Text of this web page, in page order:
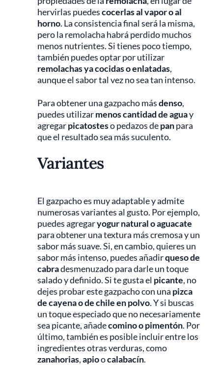
hervirlas puedescocerlas al vapor o al
horno. La consistencia final será la misma,
pero la remolacha habrá perdido muchos
menos nutrientes. Si tienes poco tiempo,
también puedes optar por utilizar
remolachas ya cocidas o enlatadas,
aunque el sabor tal vez no sea tan intenso.
Para obtener una gazpacho másdenso,
puedes utilizarmenos cantidad de aguay
agregarpicatosteso pedazos depanpara
que el resultado sea más suculento.
Variantes
El gazpacho es muy adaptable y admite
numerosas variantes al gusto. Por ejemplo,
puedes agregaryogur natural o aguacate
para obtener una textura más cremosa y un
sabor más suave. Si, en cambio, quieres un
sabor más intenso, puedes añadirqueso de
cabradesmenuzado para darle un toque
salado y definido. Si te gusta el picante, no
dejes probar este gazpacho con una pizca
de cayena o de chile en polvo. Y si buscas
un toque especiado que no necesariamente
sea picante, añadecomino o pimentón. Por
último, también es posible incluir entre los
ingredientes otras verduras, como
zanahorias,apioocalabacín.